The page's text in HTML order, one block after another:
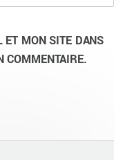
ET MON SITE DANS
COMMENTAIRE.